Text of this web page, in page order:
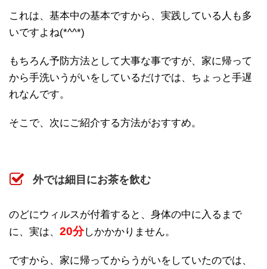
これは、基本中の基本ですから、実践している人も多
いですよね(*^^*)
もちろん予防方法として大事な事ですが、家に帰って
から手洗いうがいをしているだけでは、ちょっと手遅
れなんです。
そこで、次にご紹介する方法がおすすめ。
外では細目にお茶を飲む
のどにウィルスが付着すると、身体の中に入るまで
に、実は、 20分しかかかりません。
ですから、家に帰ってからうがいをしていたのでは、